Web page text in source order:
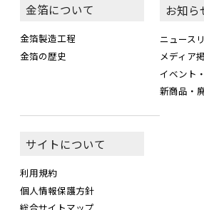
金箔について
金箔製造工程
金箔の歴史
お知ら
ニュース
メディア
イベント
新商品・
サイトについて
利用規約
個人情報保護方針